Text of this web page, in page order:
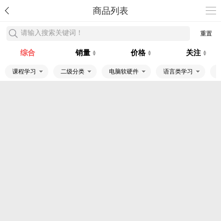
商品列表
请输入搜索关键词！ 重置
综合 销量 价格 关注
课程学习 二级分类 电脑软硬件 语言类学习